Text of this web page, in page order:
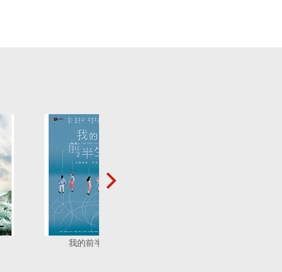
我的前半生